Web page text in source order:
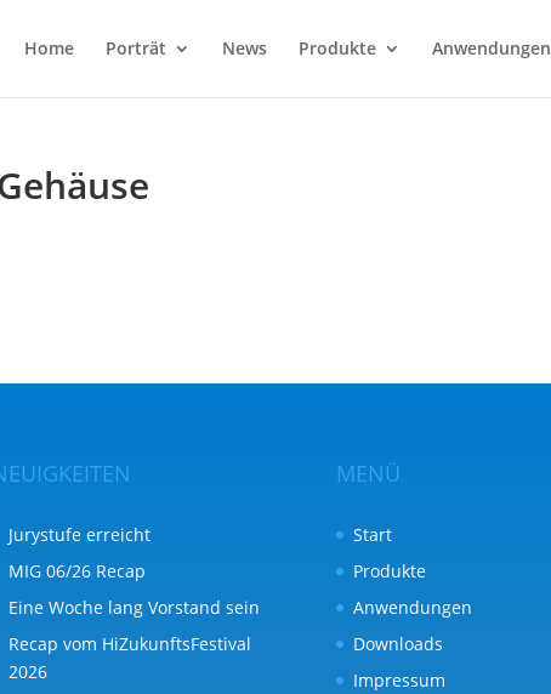
Home Porträt News Produkte Anwendungen
Jurystufe erreicht
MIG 06/26 Recap
Eine Woche lang Vorstand sein
Recap vom HiZukunftsFestival
2026
MENÜ
Start
Produkte
Anwendungen
Downloads
Impressum